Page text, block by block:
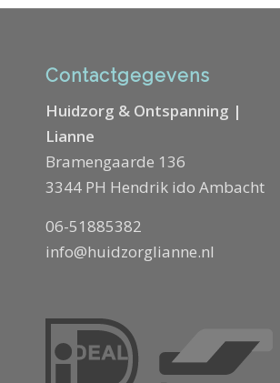
Contactgegevens
Huidzorg & Ontspanning |
Lianne
Bramengaarde 136
3344 PH Hendrik ido Ambacht
06-51885382
info@huidzorglianne.nl